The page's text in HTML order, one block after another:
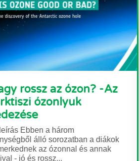
pulzusának
- felső középiskola
leírás Ebben a három
álló sorozatban a tanulók
azzal, hogyan gyűjtik az
az érzékelők, és hogyan...